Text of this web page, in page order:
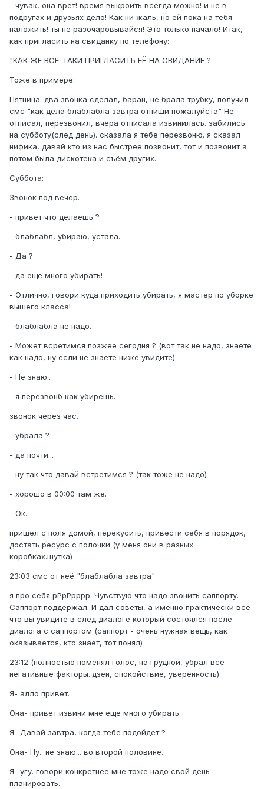
- чувак, она врет! время выкроить всегда можно! и не в
подругах и друзьях дело! Как ни жаль, но ей пока на тебя
наложить! ты не разочаровывайся! Это только начало! Итак,
как пригласить на свиданку по телефону:
"КАК ЖЕ ВСЕ-ТАКИ ПРИГЛАСИТЬ ЕЁ НА СВИДАНИЕ ?
Тоже в примере:
Пятница: два звонка сделал, баран, не брала трубку, получил
смс "как дела блаблабла завтра отпиши пожалуйста" Не
отписал, перезвонил, вчера отписала извинилась. забились
на субботу(след день). сказала я тебе перезвоню. я сказал
нифика, давай кто из нас быстрее позвонит, тот и позвонит а
потом была дискотека и съём других.
Суббота:
Звонок под вечер.
- привет что делаешь ?
- блаблабл, убираю, устала.
- Да ?
- да еще много убирать!
- Отлично, говори куда приходить убирать, я мастер по уборке
вышего класса!
- блаблабла не надо.
- Может всретимся позжее сегодня ? (вот так не надо, знаете
как надо, ну если не знаете ниже увидите)
- Не знаю..
- я перезвонб как убирешь.
звонок через час.
- убрала ?
- да почти...
- ну так что давай встретимся ? (так тоже не надо)
- хорошо в 00:00 там же.
- Ок.
пришел с поля домой, перекусить, привести себя в порядок,
достать ресурс с полочки (у меня они в разных
коробках.шутка)
23:03 смс от неё "блаблабла завтра"
я про себя рРрРрррр. Чувствую что надо звонить саппорту.
Саппорт поддержал. И дал советы, а именно практически все
что вы увидите в след диалоге который состоялся после
диалога с саппортом (саппорт - очень нужная вещь, как
оказывается, кто знает, тот понял)
23:12 (полностью поменял голос, на грудной, убрал все
негативные факторы..дзен, спокойствие, уверенность)
Я- алло привет.
Она- привет извини мне еще много убирать.
Я- Давай завтра, когда тебе подойдет ?
Она- Ну.. не знаю... во второй половине...
Я- угу. говори конкретнее мне тоже надо свой день
планировать.